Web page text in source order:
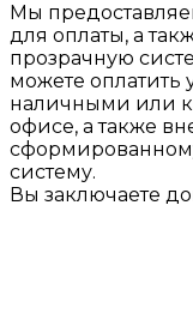
Мы
для оплаты, а
прозрачную
можете оплатить
наличными или
офисе, а также
систему.
Вы заключаете